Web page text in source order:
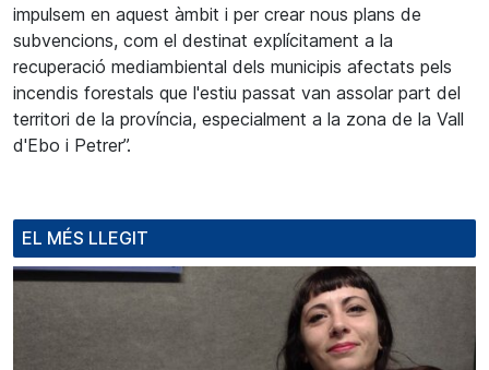
impulsem en aquest àmbit i per crear nous plans de
subvencions, com el destinat explícitament a la
recuperació mediambiental dels municipis afectats pels
incendis forestals que l'estiu passat van assolar part del
territori de la província, especialment a la zona de la Vall
d'Ebo i Petrer”.
EL MÉS LLEGIT